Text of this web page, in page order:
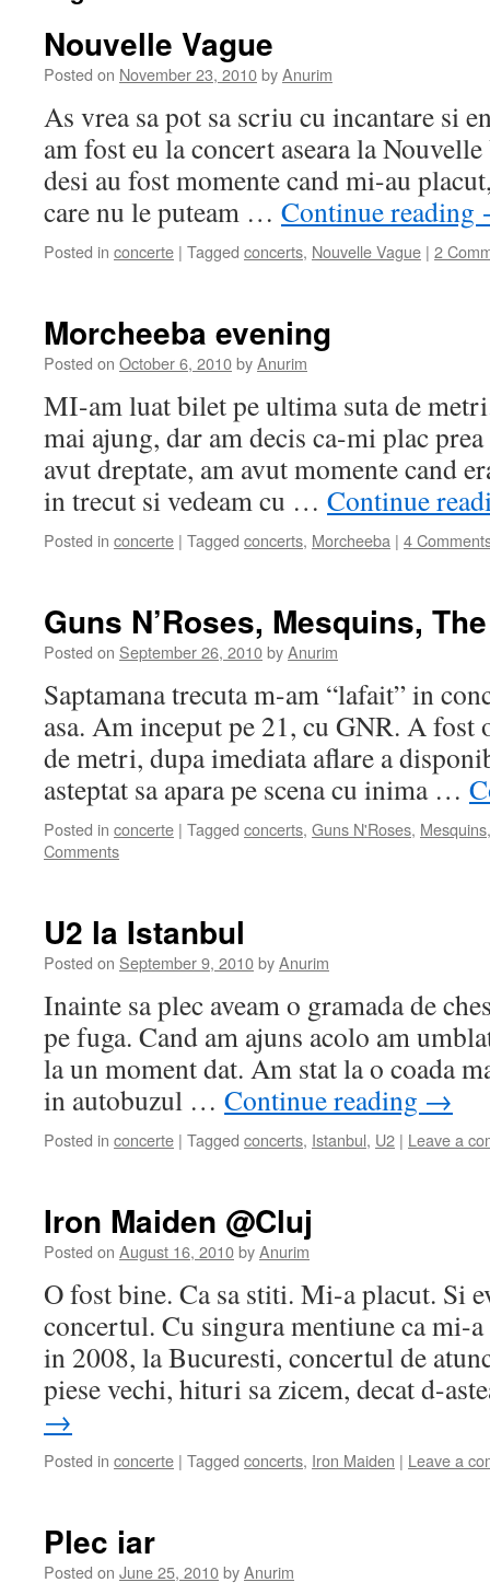
Nouvelle Vague
Posted on November 23, 2010byAnurim
As vrea sa pot sa scriu cu incantare si
am fost eu la concert aseara la
desi au fost momente cand mi-au
care nu le puteam … Continue reading
Posted in concerte | Tagged concerts, Nouvelle Vague | 2
Morcheeba evening
Posted on October 6, 2010byAnurim
MI-am luat bilet pe ultima suta de
mai ajung, dar am decis ca-mi plac
avut dreptate, am avut momente cand
in trecut si vedeam cu … Continue
Posted in concerte | Tagged concerts, Morcheeba | 4
Guns N’Roses, Mesquins,
Posted on September 26, 2010byAnurim
Saptamana trecuta m-am “lafait” in
asa. Am inceput pe 21, cu GNR. A fost
de metri, dupa imediata aflare a
asteptat sa apara pe scena cu inima …
Posted in concerte | Tagged concerts, Guns N'Roses, Mesquins
Comments
U2 la Istanbul
Posted on September 9, 2010byAnurim
Inainte sa plec aveam o gramada de
pe fuga. Cand am ajuns acolo am
la un moment dat. Am stat la o coada
in autobuzul … Continue reading →
Posted in concerte | Tagged concerts, Istanbul, U2 | Leave a
Iron Maiden @Cluj
Posted on August 16, 2010byAnurim
O fost bine. Ca sa stiti. Mi-a placut. Si
concertul. Cu singura mentiune ca mi-
in 2008, la Bucuresti, concertul de
piese vechi, hituri sa zicem, decat d-
→
Posted in concerte | Tagged concerts, Iron Maiden | Leave a
Plec iar
Posted on June 25, 2010byAnurim